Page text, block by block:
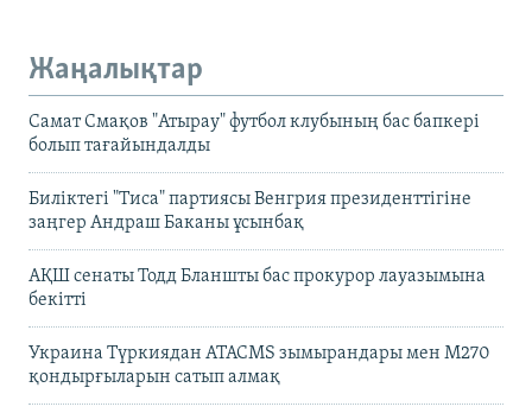
Жаңалықтар
Самат Смақов "Атырау" футбол клубының бас бапкері
болып тағайындалды
Биліктегі "Тиса" партиясы Венгрия президенттігіне
заңгер Андраш Баканы ұсынбақ
АҚШ сенаты Тодд Бланшты бас прокурор лауазымына
бекітті
Украина Түркиядан ATACMS зымырандары мен M270
қондырғыларын сатып алмақ